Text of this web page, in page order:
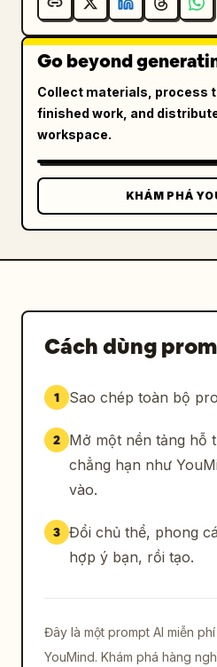
Go beyond
Collect materials, process
finished work, and
workspace.
KHÁM PHÁ
Cách dùng
1 Sao chép toàn bộ
2
Mở một nền tảng hỗ
chẳng hạn như
vào.
3 Đổi chủ thể, phong
hợp ý bạn, rồi tạo.
Đây là một prompt AI miễn
YouMind. Khám phá hàng